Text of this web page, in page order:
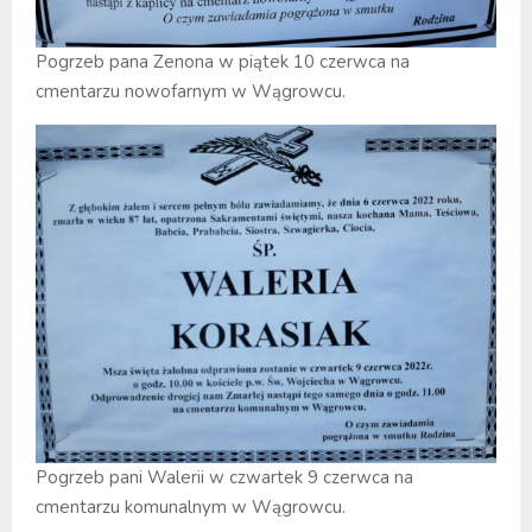
Pogrzeb pana Zenona w piątek 10 czerwca na
cmentarzu nowofarnym w Wągrowcu.
Pogrzeb pani Walerii w czwartek 9 czerwca na
cmentarzu komunalnym w Wągrowcu.